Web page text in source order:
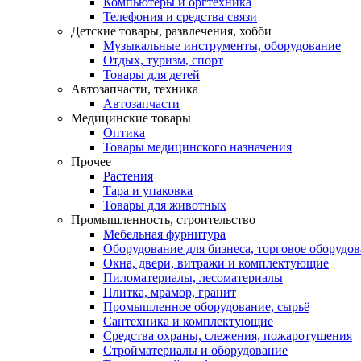
Телефония и средства связи
Детские товары, развлечения, хобби
Музыкальные инструменты, оборудование
Отдых, туризм, спорт
Товары для детей
Автозапчасти, техника
Автозапчасти
Медицинские товары
Оптика
Товары медицинского назначения
Прочее
Растения
Тара и упаковка
Товары для животных
Промышленность, строительство
Мебельная фурнитура
Оборудование для бизнеса, торговое
Окна, двери, витражи и комплектующие
Пиломатериалы, лесоматериалы
Плитка, мрамор, гранит
Промышленное оборудование, сырьё
Сантехника и комплектующие
Средства охраны, слежения, пожаротушения
Стройматериалы и оборудование